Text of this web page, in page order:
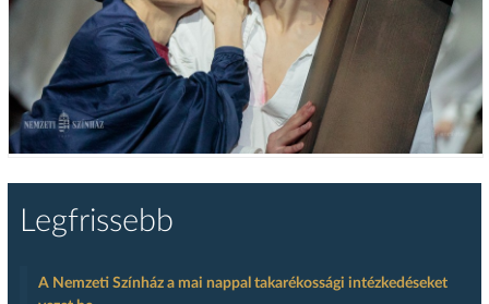
Legfrissebb
A Nemzeti Színház a mai nappal takarékossági intézkedéseket